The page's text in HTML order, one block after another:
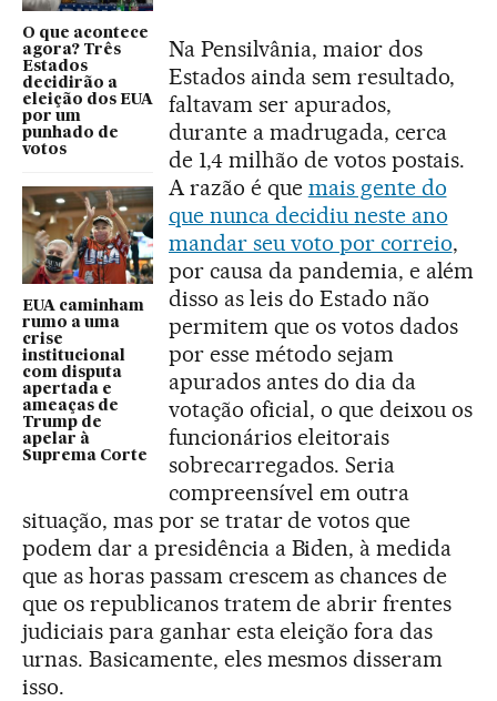
O que acontece
agora? Três
Estados
decidirão a
eleição dos EUA
por um
punhado de
votos
EUA caminham
rumo a uma
crise
institucional
com disputa
apertada e
ameaças de
Trump de
apelar à
Suprema Corte
Na Pensilvânia, maior dos
Estados ainda sem resultado,
faltavam ser apurados,
durante a madrugada, cerca
de 1,4 milhão de votos postais.
A razão é que mais gente do
que nunca decidiu neste ano
mandar seu voto por correio,
por causa da pandemia, e além
disso as leis do Estado não
permitem que os votos dados
por esse método sejam
apurados antes do dia da
votação oficial, o que deixou os
funcionários eleitorais
sobrecarregados. Seria
compreensível em outra
situação, mas por se tratar de votos que
podem dar a presidência a Biden, à medida
que as horas passam crescem as chances de
que os republicanos tratem de abrir frentes
judiciais para ganhar esta eleição fora das
urnas. Basicamente, eles mesmos disseram
isso.